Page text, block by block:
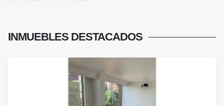
INMUEBLES DESTACADOS